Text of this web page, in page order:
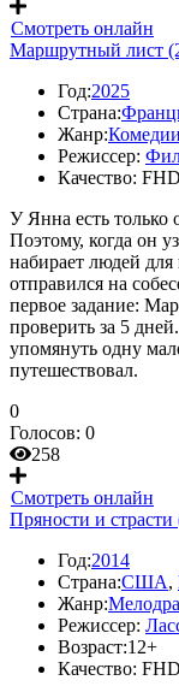
Смотреть онлайн
Маршрутный лист
Год:2025
Страна:
Жанр:Комедии
Режиссер:
Качество:
У Янна есть только
Поэтому, когда он
набирает людей
отправился на
первое задание:
проверить за 5
упомянуть одну
путешествовал.
0
Голосов: 0
258
Смотреть онлайн
Пряности и страсти
Год:2014
Страна:США,
Жанр:
Режиссер:
Возраст:12+
Качество: